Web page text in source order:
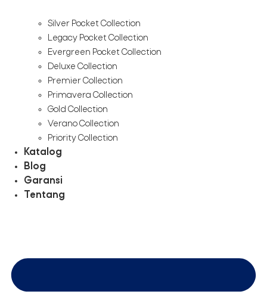
Silver Pocket Collection
Legacy Pocket Collection
Evergreen Pocket Collection
Deluxe Collection
Premier Collection
Primavera Collection
Gold Collection
Verano Collection
Priority Collection
Katalog
Blog
Garansi
Tentang